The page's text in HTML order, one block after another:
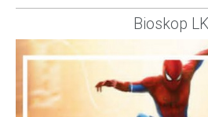
Bioskop